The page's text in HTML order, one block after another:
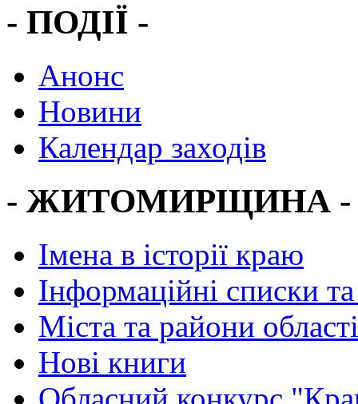
- ПОДІЇ -
Анонс
Новини
Календар заходів
- ЖИТОМИРЩИНА -
Імена в історії краю
Інформаційні списки
Міста та райони області
Нові книги